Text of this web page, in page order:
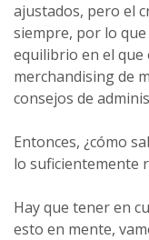
ajustados, pero el
siempre, por lo
equilibrio en el que
merchandising de
consejos de
Entonces, ¿cómo
lo suficientemente
Hay que tener en
esto en mente,